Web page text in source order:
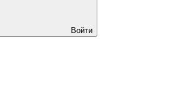
Войти